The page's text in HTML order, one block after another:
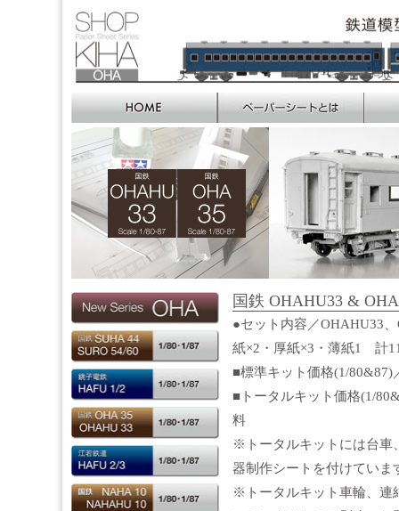
国鉄 OHAHU33 &
●セット内容／OHAHU33
紙×2・厚紙×3・薄紙1 計
■標準キット価格(1/80&87)
■トータルキット価格(1/
料
※トータルキットには台車
器制作シートを付けていま
※トータルキット車輪、連